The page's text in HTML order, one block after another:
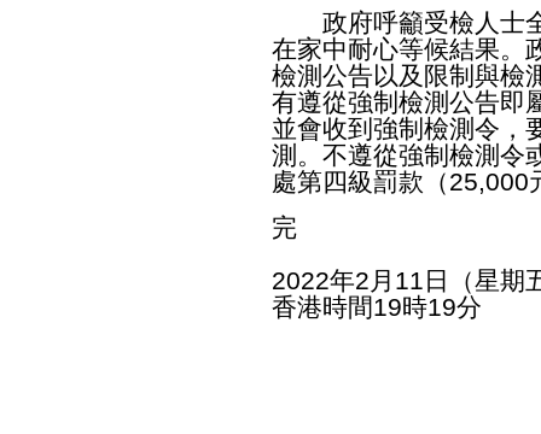
政府呼籲受檢人士全
在家中耐心等候結果。
檢測公告以及限制與檢
有遵從強制檢測公告即
並會收到強制檢測令，
測。不遵從強制檢測令
處第四級罰款（25,000
完
2022年2月11日（星期
香港時間19時19分